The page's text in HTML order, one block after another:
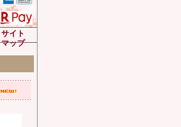
サイト
マップ